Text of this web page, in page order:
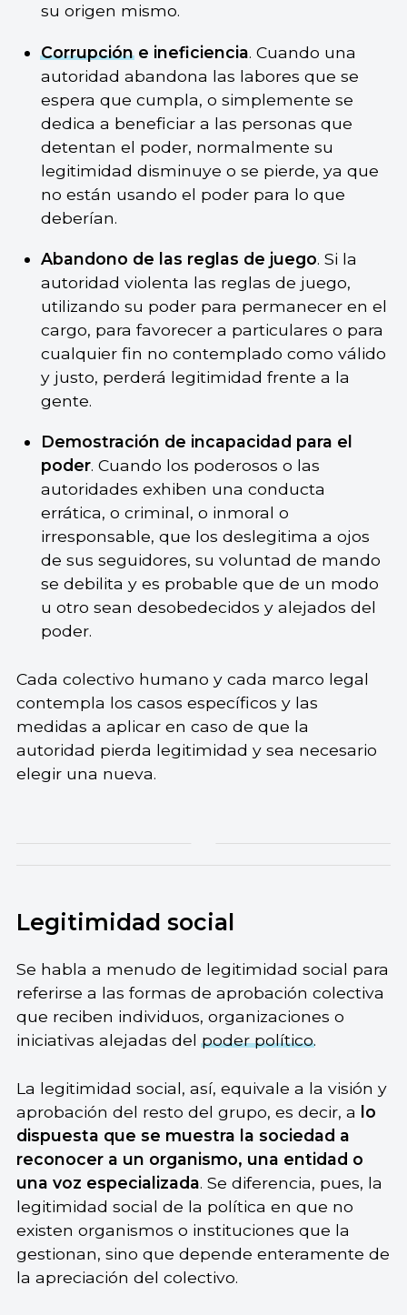
su origen mismo.
Corrupcióne ineficiencia. Cuando una
autoridad abandona las labores que se
espera que cumpla, o simplemente se
dedica a beneficiar a las personas que
detentan el poder, normalmente su
legitimidad disminuye o se pierde, ya que
no están usando el poder para lo que
deberían.
Abandono de las reglas de juego. Si la
autoridad violenta las reglas de juego,
utilizando su poder para permanecer en el
cargo, para favorecer a particulares o para
cualquier fin no contemplado como válido
y justo, perderá legitimidad frente a la
gente.
Demostración de incapacidad para el
poder. Cuando los poderosos o las
autoridades exhiben una conducta
errática, o criminal, o inmoral o
irresponsable, que los deslegitima a ojos
de sus seguidores, su voluntad de mando
se debilita y es probable que de un modo
u otro sean desobedecidos y alejados del
poder.
Cada colectivo humano y cada marco legal
contempla los casos específicos y las
medidas a aplicar en caso de que la
autoridad pierda legitimidad y sea necesario
elegir una nueva.
Legitimidad social
Se habla a menudo de legitimidad social para
referirse a las formas de aprobación colectiva
que reciben individuos, organizaciones o
iniciativas alejadas delpoder político.
La legitimidad social, así, equivale a la visión y
aprobación del resto del grupo, es decir, a
lo
dispuesta que se muestra la sociedad a
reconocer a un organismo, una entidad o
una voz especializada. Se diferencia, pues, la
legitimidad social de la política en que no
existen organismos o instituciones que la
gestionan, sino que depende enteramente de
la apreciación del colectivo.